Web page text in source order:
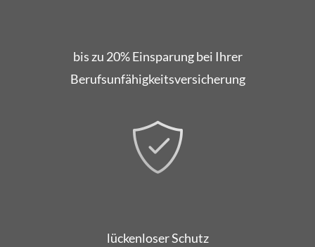
bis zu 20% Einsparung bei Ihrer
Berufsunfähigkeitsversicherung
lückenloser Schutz